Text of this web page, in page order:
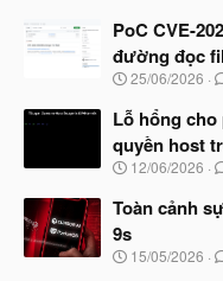
à
y
b
ắ
đ
ầ
u
PoC CVE-
đường đọc
N
à
b
ắ
đ
ầ
u
25/06/2026
Lỗ hổng cho
quyền host
N
à
b
ắ
12/06/2026
Toàn cảnh
9s
N
15/05/2026